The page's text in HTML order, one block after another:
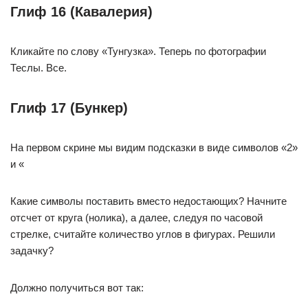
Глиф 16 (Кавалерия)
Кликайте по слову «Тунгузка». Теперь по фотографии
Теслы. Все.
Глиф 17 (Бункер)
На первом скрине мы видим подсказки в виде символов «2»
и «
Какие символы поставить вместо недостающих? Начните
отсчет от круга (нолика), а далее, следуя по часовой
стрелке, считайте количество углов в фигурах. Решили
задачку?
Должно получиться вот так: